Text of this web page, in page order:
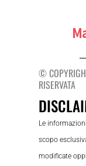
©
RISERVATA
Le
scopo
modificate